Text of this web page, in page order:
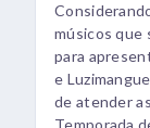
músicos que
para
e
de atender
Temporada